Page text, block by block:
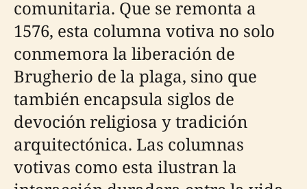
comunitaria. Que se remonta a
1576, esta columna votiva no solo
conmemora la liberación de
Brugherio de la plaga, sino que
también encapsula siglos de
devoción religiosa y tradición
arquitectónica. Las columnas
votivas como esta ilustran la